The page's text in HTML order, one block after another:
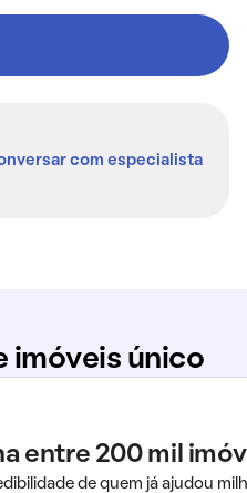
com especialista
imóveis único
entre 200 mil
de quem já ajudou